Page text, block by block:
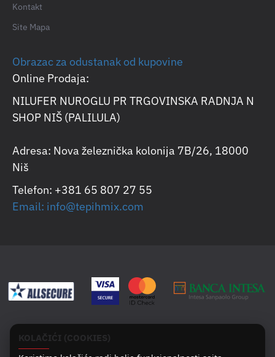
Kontakt
Site Mapa
Obrazac za odustanak od kupovine
Online Prodaja:
NILUFER NUROGLU PR TRGOVINSKA RADNJA N
SHOP NIŠ (PALILULA)
Adresa: Nova železnička kolonija 7B/26, 18000
Niš
Telefon: +381 65 807 27 55
Email: info@tepihmix.com
KOLAČIĆI (COOKIES)